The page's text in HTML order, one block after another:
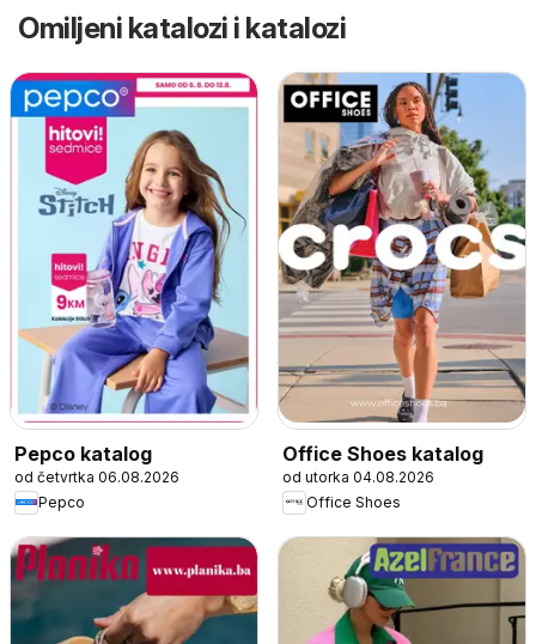
Omiljeni katalozi i katalozi
Pepco katalog
od četvrtka 06.08.2026
Pepco
Office Shoes katalog
od utorka 04.08.2026
Office Shoes